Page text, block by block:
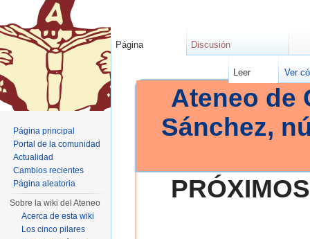
Ateneo de
Sánchez,
Página Discusión
Leer Ver
Página principal
Portal de la comunidad
Actualidad
Cambios recientes
Página aleatoria
Sobre la wiki del Ateneo
Acerca de esta wiki
Los cinco pilares